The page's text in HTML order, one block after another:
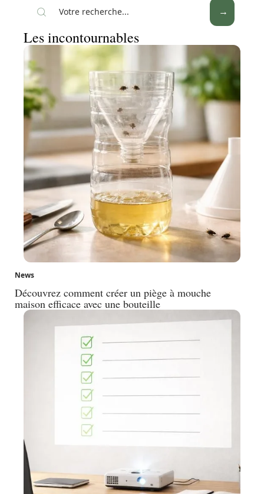
Les incontournables
News
Découvrez comment créer un piège à mouche
maison efficace avec une bouteille